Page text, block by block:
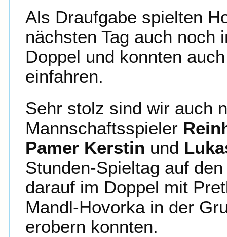
Als Draufgabe spielten
nächsten Tag auch
Doppel und konnten
einfahren.
Sehr stolz sind wir auch
Mannschaftsspieler
Pamer Kerstin und
Stunden-Spieltag auf
darauf im Doppel mit
Mandl-Hovorka in der
erobern konnten.